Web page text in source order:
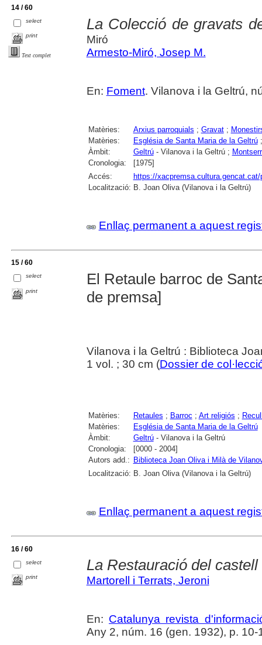
14 / 60
select
print
Text complet
La Colecció de gravats
Miró
Armesto-Miró, Josep M.
En: Foment. Vilanova i la Geltrú,
Matèries: Arxius parroquials ; Gravat;
Matèries:
Església de Santa Maria de la Geltrú
Àmbit:
Geltrú- Vilanova i la Geltrú ;
Cronologia:
[1975]
Accés:
https://xacpremsa.cultura.gencat.cat/
Localització: B. Joan Oliva (Vilanova i la Geltrú)
Enllaç permanent a aquest
15 / 60
select
print
El Retaule barroc de
de premsa]
Vilanova i la Geltrú : Biblioteca
1 vol. ; 30 cm (Dossier de
Matèries: Retaules ; Barroc ; Art religiós ;
Matèries:
Església de Santa Maria de la Geltrú
Àmbit:
Geltrú- Vilanova i la Geltrú
Cronologia:
[0000 - 2004]
Autors add.: Biblioteca Joan Oliva i Milà de
Localització: B. Joan Oliva (Vilanova i la Geltrú)
Enllaç permanent a aquest
16 / 60
select
print
La Restauració del
Martorell i Terrats, Jeroni
En: Catalunya revista
Any 2, núm. 16 (gen. 1932), p. 10-